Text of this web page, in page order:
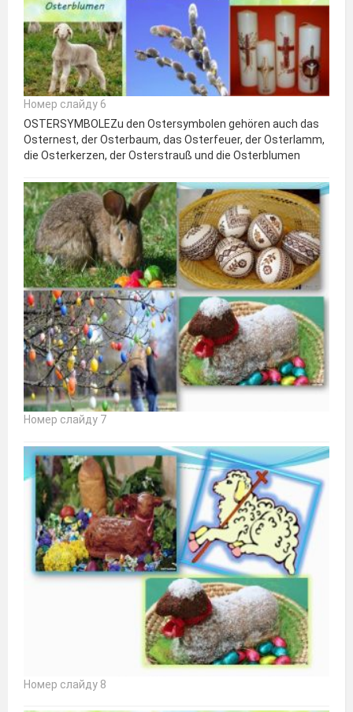
Номер слайду 6
OSTERSYMBOLEZu den Ostersymbolen gehören auch das
Osternest, der Osterbaum, das Osterfeuer, der Osterlamm,
die Osterkerzen, der Osterstrauß und die Osterblumen
Номер слайду 7
Номер слайду 8